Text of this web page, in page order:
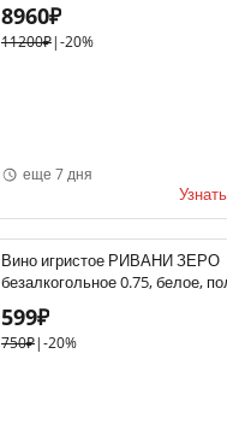
8960₽
11200₽|-20%
еще 7 дня
Вино игристое РИВАНИ ЗЕРО
безалкогольное 0.75, белое,
Италия
599₽
750₽|-20%